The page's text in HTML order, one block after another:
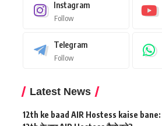
Instagram
Follow
Telegram
Follow
Latest News
12th ke baad AIR Hostess kaise bane: